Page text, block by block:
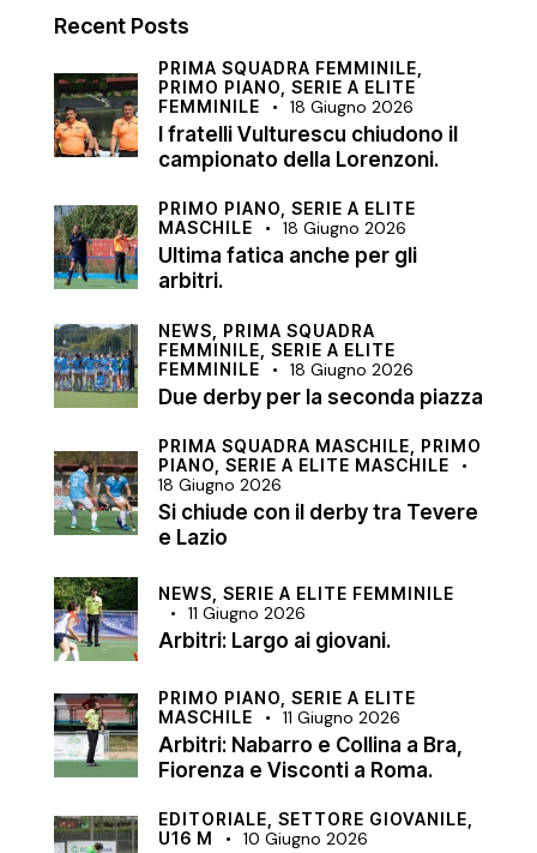
Recent Posts
PRIMA SQUADRA FEMMINILE,
PRIMO PIANO, SERIE A ELITE
FEMMINILE
18 Giugno 2026
I fratelli Vulturescu chiudono il
campionato della Lorenzoni.
PRIMO PIANO, SERIE A ELITE
MASCHILE
18 Giugno 2026
Ultima fatica anche per gli
arbitri.
NEWS, PRIMA SQUADRA
FEMMINILE, SERIE A ELITE
FEMMINILE
18 Giugno 2026
Due derby per la seconda piazza
PRIMA SQUADRA MASCHILE, PRIMO
PIANO, SERIE A ELITE MASCHILE
18 Giugno 2026
Si chiude con il derby tra Tevere
e Lazio
NEWS, SERIE A ELITE FEMMINILE
11 Giugno 2026
Arbitri: Largo ai giovani.
PRIMO PIANO, SERIE A ELITE
MASCHILE
11 Giugno 2026
Arbitri: Nabarro e Collina a Bra,
Fiorenza e Visconti a Roma.
EDITORIALE, SETTORE GIOVANILE,
U16 M
10 Giugno 2026